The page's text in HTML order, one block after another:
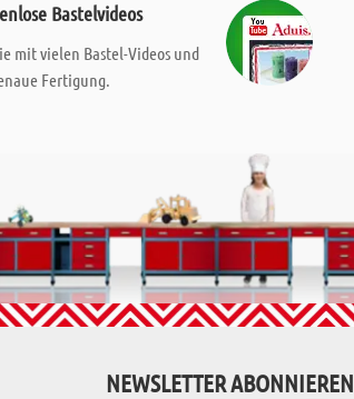
Bastelvideos
mit vielen Bastel-Videos und
Fertigung.
NEWSLETTER ABONNIEREN